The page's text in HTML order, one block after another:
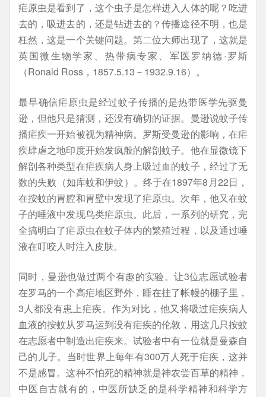
疟原虫是看到了，这个虫子是怎样进入人体的呢？吃进
去的，吸进去的，还是钻进去的？传播途径不明，也是
枉然，这是一个关键问题。第二位大师出现了，这就是
英国微生物学家、热带病专家、军医罗纳德·罗斯
（Ronald Ross，1857.5.13－1932.9.16）。
最早确信疟原虫是经过蚊子传播的是热带医学先驱曼
逊，但他只是猜测，还没有确切的证据。曼逊说蚊子传
播疟疾一开始被视为精神病。罗斯受曼逊的影响，在疟
疾肆虐之地印度开始发疯般的解剖蚊子。他在显微镜下
解剖各种类型在疟疾病人身上吸过血的蚊子，经过了无
数的失败（如库蚊和伊蚊）。终于在1897年8月22日，
在按蚊的胃腔和胃壁中发现了疟原虫。次年，他又在蚊
子的唾液中发现鸟类疟原虫。此后，一系列的研究，完
全搞明白了疟原虫在蚊子体内的繁殖过程，以及通过唾
液在叮咬人时注入皮肤。
同时，曼逊也做过两个有趣的实验。让3位志愿试验者
在罗马的一个高疟地区野外，睡在挂了帐幔的棚子里，
3人都没有患上疟疾。作为对比，他又将吸过疟疾病人
血液的按蚊从罗马运到没有疟疾的伦敦，用这几只按蚊
在志愿者中制造出疟疾来。试验者中有一位就是曼森自
己的儿子。当时世界上每年有300万人死于疟疾，这并
不是感冒。这种不怕死的精神就是神农尝百草的精神，
中医自古就有的，中医所缺乏的是科学精神和科学方